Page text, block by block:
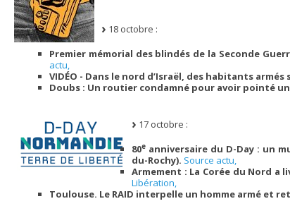
18 octobre :
Premier mémorial des blindés de la Seconde
actu,
VIDÉO - Dans le nord d’Israël, des habitants
Doubs : Un routier condamné pour avoir pointé
17 octobre :
80e anniversaire du D-Day : un
du-Rochy). Source actu,
Armement : La Corée du Nord a
Libération,
Toulouse. Le RAID interpelle un homme armé et